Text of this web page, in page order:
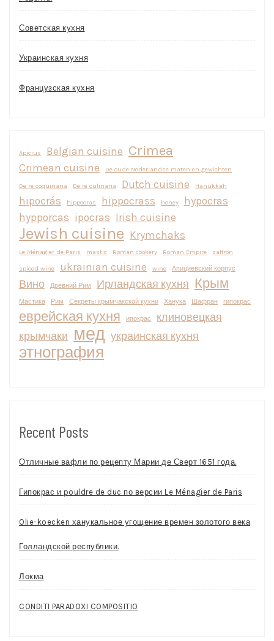
Советская кухня
Украинская кухня
Французская кухня
Apicius Belgian cuisine Crimea
Crimean cuisine De oude Nederlandse maten en gewichten
De re coquinaria De re culinaria Dutch cuisine Hanukkah
hipocrás hippocras hippocrass honey
hypocras
hypporcas ipocras Irish cuisine
Jewish cuisine Krymchaks
Le Ménagier de Paris mastic Roman cookery Roman Empire saffron
spiced wine ukrainian cuisine wine Апициевский корпус
Вино Древний Рим Ирландская кухня Крым
Мастика Рим Секреты крымчакской кухни Ханука Шафран гипокрас
еврейская кухня ипокрас
клиновецкая
крымчаки мед украинская кухня
этнография
Recent Posts
Отличные вафли по рецепту Марии де Сверт 1651 года.
Гипокрас и pouldre de duc по версии Le Ménagier de Paris
Olie-koecken ханукальное угощение времен золотого века
Голландской республики.
Локма
CONDITI PARADOXI COMPOSITIO